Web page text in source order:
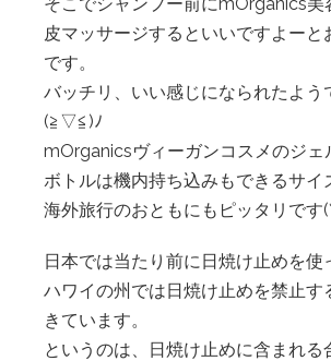
皮マッサージするといいですよーと
です。
バッチリ、いい感じになられたよう
(≧▽≦)ﾉ
mOrganicsヴィーガンコスメのジェ
ボトルは機内持ち込みもできるサイ
海外旅行のおともにもピッタリです
日本では当たり前に日焼け止めを使
ハワイの州では日焼け止めを禁止す
きています。
というのは、日焼け止めに含まれる